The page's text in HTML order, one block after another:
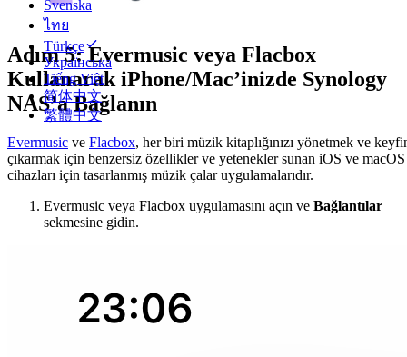
Svenska
ไทย
Türkçe
Українська
Tiếng Việt
简体中文
繁體中文
Adım 5: Evermusic veya Flacbox
Kullanarak iPhone/Mac’inizde Synology
NAS’a Bağlanın
Evermusic ve Flacbox, her biri müzik kitaplığınızı yönetmek ve
çıkarmak için benzersiz özellikler ve yetenekler sunan iOS ve macOS
cihazları için tasarlanmış müzik çalar uygulamalarıdır.
Evermusic veya Flacbox uygulamasını açın ve Bağlantılar
sekmesine gidin.